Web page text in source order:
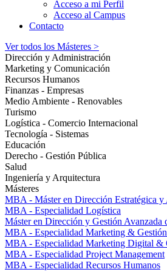
Acceso a mi Perfil
Acceso al Campus
Contacto
Ver todos los Másteres >
Dirección y Administración
Marketing y Comunicación
Recursos Humanos
Finanzas - Empresas
Medio Ambiente - Renovables
Turismo
Logística - Comercio Internacional
Tecnología - Sistemas
Educación
Derecho - Gestión Pública
Salud
Ingeniería y Arquitectura
Másteres
MBA - Máster en Dirección Estratégica y
MBA - Especialidad Logística
Máster en Dirección y Gestión Avanzada
MBA - Especialidad Marketing &
MBA - Especialidad Marketing Digital &
MBA - Especialidad Project Management
MBA - Especialidad Recursos Humanos